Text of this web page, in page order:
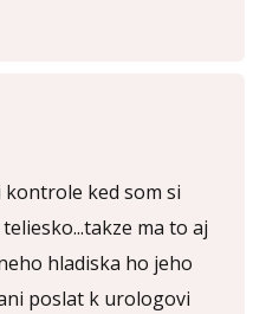
ked som si
ma to aj
hladiska ho jeho
poslat k urologovi